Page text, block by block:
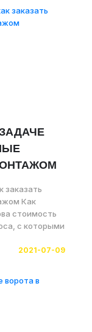
заказать
Как
стоимость
с которыми
2021-07-09